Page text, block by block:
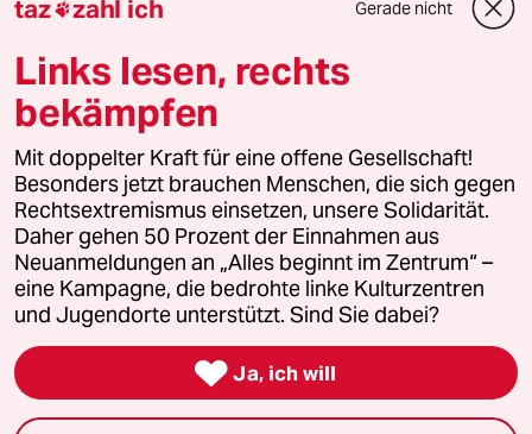
Downloads für Abonnierende
© 2026 taz Verlags und Vertriebs GmbH
Alle Rechte vorbehalten. Bei rechtlichen Fragen oder für Genehmigungen
wenden Sie sich bitte an
lizenzen@taz.de
Feedback Redaktionsstatut Kommune-Richtlinien
Leitlinie Informant Datenschutz Impressum AGB
Seitenwende Einwilligungen widerrufen (Ads)
taz zahl ich Gerade nicht
Links lesen, rechts
bekämpfen
Mit doppelter Kraft für eine offene Gesellschaft!
Besonders jetzt brauchen Menschen, die sich gegen
Rechtsextremismus einsetzen, unsere Solidarität.
Daher gehen 50 Prozent der Einnahmen aus
Neuanmeldungen an „Alles beginnt im Zentrum“ –
eine Kampagne, die bedrohte linke Kulturzentren
und Jugendorte unterstützt. Sind Sie dabei?
 Ja, ich will